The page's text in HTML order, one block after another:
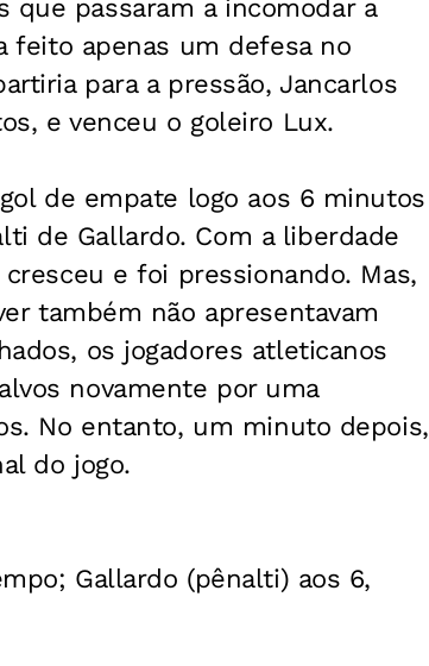
que passaram a incomodar a
feito apenas um defesa no
para a pressão, Jancarlos
e venceu o goleiro Lux.
de empate logo aos 6 minutos
de Gallardo. Com a liberdade
e foi pressionando. Mas,
também não apresentavam
os jogadores atleticanos
novamente por uma
No entanto, um minuto depois,
do jogo.
Gallardo (pênalti) aos 6,